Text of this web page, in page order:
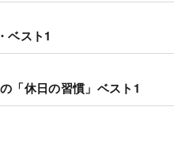
ベスト1
「休日の習慣」ベスト1